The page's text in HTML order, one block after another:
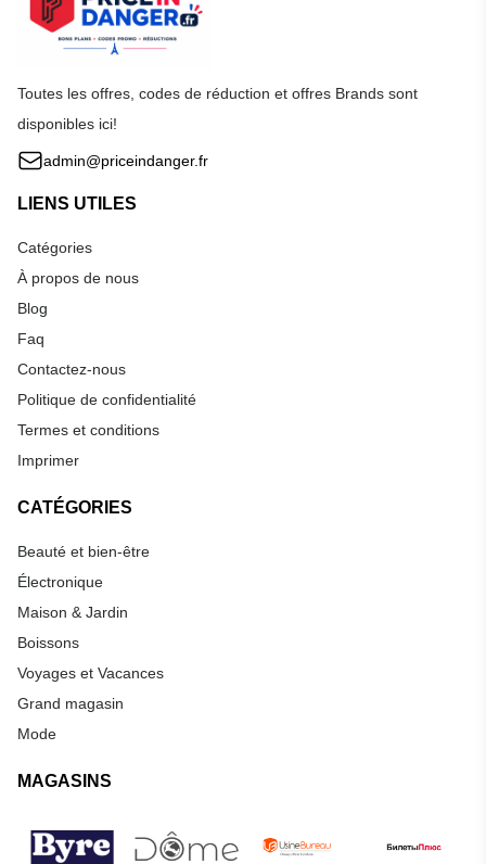
Toutes les offres, codes de réduction et offres Brands sont
disponibles ici!
admin@priceindanger.fr
LIENS UTILES
Catégories
À propos de nous
Blog
Faq
Contactez-nous
Politique de confidentialité
Termes et conditions
Imprimer
CATÉGORIES
Beauté et bien-être
Électronique
Maison & Jardin
Boissons
Voyages et Vacances
Grand magasin
Mode
MAGASINS